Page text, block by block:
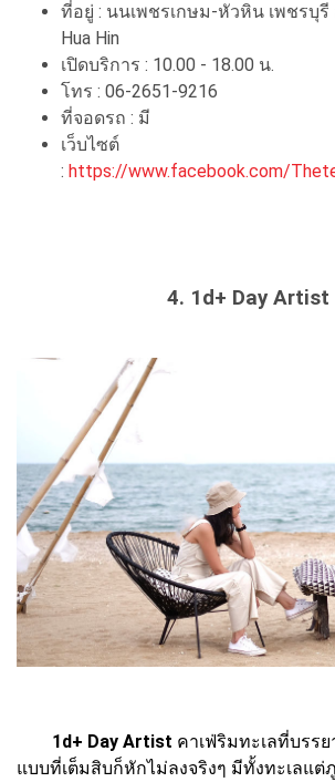
ที่อยู่ : นนเพชรเกษม-หัวหิน เพชรบุรี
Hua Hin
เปิดบริการ : 10.00 - 18.00 น.
โทร : 06-2651-9216
ที่จอดรถ : มี
เว็บไซต์
: https://www.facebook.com/
4. 1d+ Day Artist
1d+ Day Artist คาเฟ่ริมทะเลที่บรร
แบบที่เต็มสิบก็หักไม่ลงจริงๆ มีทั้งทะเลแต่